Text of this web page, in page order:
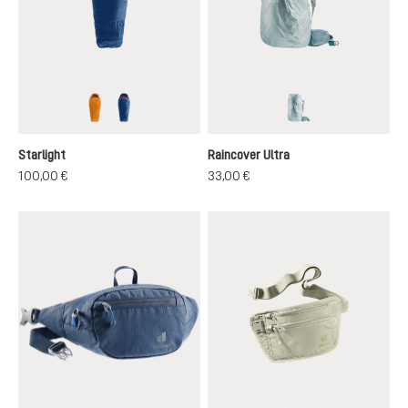
maple-redwood
nightblue-redwood
Starlight
100,00 €
tin
Raincover Ultra
33,00 €